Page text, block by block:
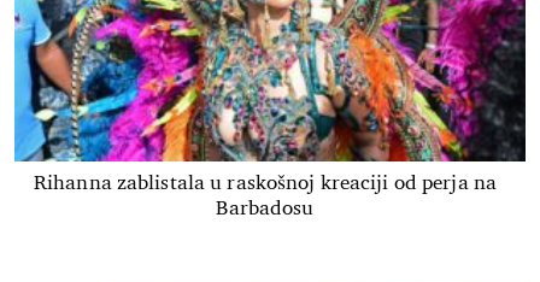
Rihanna zablistala u raskošnoj kreaciji od perja na
Barbadosu